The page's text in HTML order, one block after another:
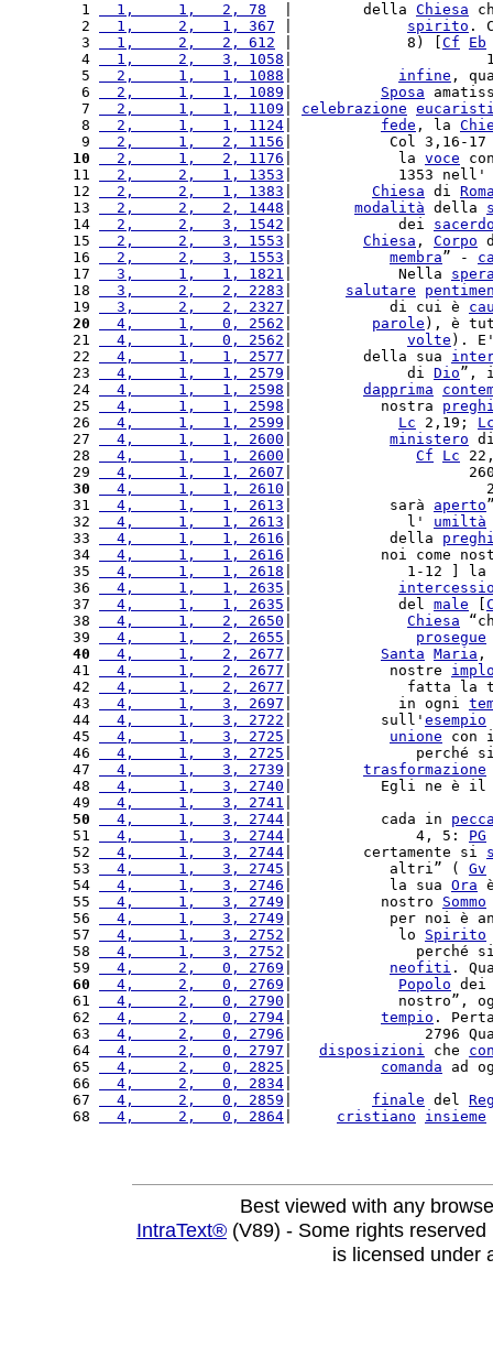
1
  1,     1,   2, 78
  |        della
Chiesa
2
  1,     2,   1, 367
spirito .
3
  1,     2,   2, 612
|             8) [ Cf Eb
4
  1,     2,   3, 1058
|
5
  2,     1,   1, 1088
infine ,
6
  2,     1,   1, 1089
Sposa
7
  2,     1,   1, 1109
celebrazione
8
  2,     1,   1, 1124
fede , la
9
  2,     1,   2, 1156
|           Col 3,16-
10
  2,     1,   2, 1176
|            la voce
11
  2,     2,   1, 1353
|            1353
12
  2,     2,   1, 1383
Chiesa di
13
  2,     2,   2, 1448
modalità della
14
  2,     2,   3, 1542
|            dei
15
  2,     2,   3, 1553
Chiesa , Corpo
16
  2,     2,   3, 1553
membra” -
17
  3,     1,   1, 1821
|            Nella
18
  3,     2,   2, 2283
salutare
19
  3,     2,   2, 2327
|           di cui è
20
  4,     1,   0, 2562
parole ), è
21
  4,     1,   0, 2562
volte ).
22
  4,     1,   1, 2577
|        della sua
23
  4,     1,   1, 2579
|             di Dio”,
24
  4,     1,   1, 2598
dapprima
25
  4,     1,   1, 2598
|          nostra
26
  4,     1,   1, 2599
Lc 2,19;
27
  4,     1,   1, 2600
ministero
28
  4,     1,   1, 2600
Cf Lc
29
  4,     1,   1, 2607
|                    2607
30
  4,     1,   1, 2610
|
31
  4,     1,   1, 2613
|           sarà aperto
32
  4,     1,   1, 2613
|             l' umiltà
33
  4,     1,   1, 2616
|           della
34
  4,     1,   1, 2616
|          noi come
35
  4,     1,   1, 2618
|             1-12 ]
36
  4,     1,   1, 2635
37
  4,     1,   1, 2635
|            del male
38
  4,     1,   2, 2650
Chiesa
39
  4,     1,   2, 2655
prosegue
40
  4,     1,   2, 2677
Santa Maria
41
  4,     1,   2, 2677
|           nostre
42
  4,     1,   2, 2677
|             fatta la
43
  4,     1,   3, 2697
|            in ogni
44
  4,     1,   3, 2722
|          sull' esempio
45
  4,     1,   3, 2725
unione con
46
  4,     1,   3, 2725
|              perché
47
  4,     1,   3, 2739
trasformazione
48
  4,     1,   3, 2740
|          Egli ne è
49
  4,     1,   3, 2741
50
  4,     1,   3, 2744
|          cada in
51
  4,     1,   3, 2744
|              4, 5: PG
52
  4,     1,   3, 2744
|        certamente si
53
  4,     1,   3, 2745
|           altri” ( Gv
54
  4,     1,   3, 2746
|           la sua Ora
55
  4,     1,   3, 2749
|          nostro Sommo
56
  4,     1,   3, 2749
|           per noi è
57
  4,     1,   3, 2752
|            lo Spirito
58
  4,     1,   3, 2752
|              perché
59
  4,     2,   0, 2769
neofiti .
60
  4,     2,   0, 2769
Popolo dei
61
  4,     2,   0, 2790
|            nostro”,
62
  4,     2,   0, 2794
tempio .
63
  4,     2,   0, 2796
|               2796
64
  4,     2,   0, 2797
disposizioni che
65
  4,     2,   0, 2825
comanda ad
66
  4,     2,   0, 2834
67
  4,     2,   0, 2859
finale del
68
  4,     2,   0, 2864
cristiano insieme
Best viewed with any
IntraText® (V89) - Some rights
is licensed under